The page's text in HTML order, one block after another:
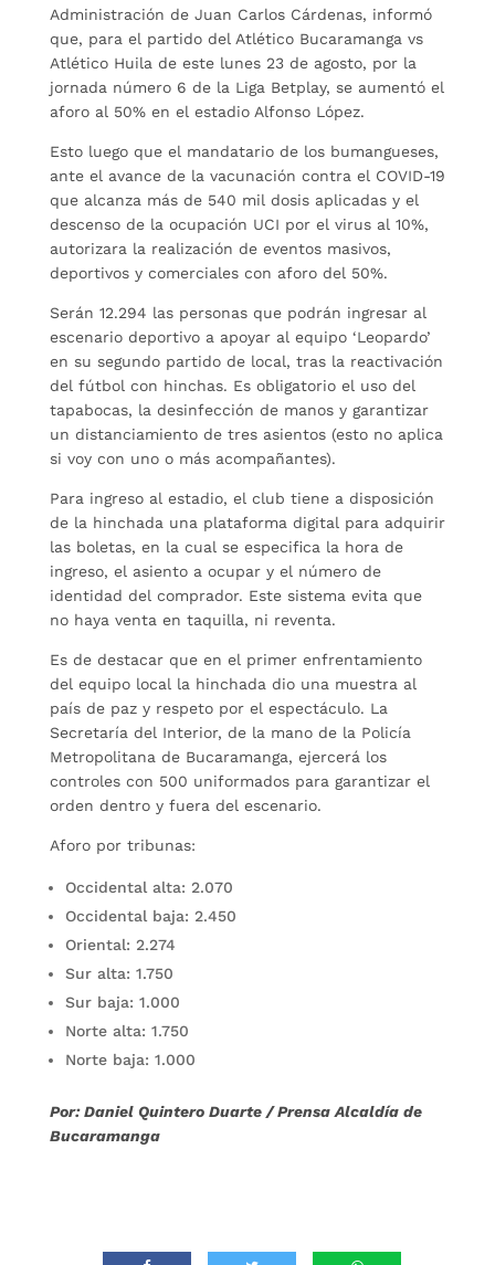
Administración de Juan Carlos Cárdenas, informó
que, para el partido del Atlético Bucaramanga vs
Atlético Huila de este lunes 23 de agosto, por la
jornada número 6 de la Liga Betplay, se aumentó el
aforo al 50% en el estadio Alfonso López.
Esto luego que el mandatario de los bumangueses,
ante el avance de la vacunación contra el COVID-19
que alcanza más de 540 mil dosis aplicadas y el
descenso de la ocupación UCI por el virus al 10%,
autorizara la realización de eventos masivos,
deportivos y comerciales con aforo del 50%.
Serán 12.294 las personas que podrán ingresar al
escenario deportivo a apoyar al equipo ‘Leopardo’
en su segundo partido de local, tras la reactivación
del fútbol con hinchas. Es obligatorio el uso del
tapabocas, la desinfección de manos y garantizar
un distanciamiento de tres asientos (esto no aplica
si voy con uno o más acompañantes).
Para ingreso al estadio, el club tiene a disposición
de la hinchada una plataforma digital para adquirir
las boletas, en la cual se especifica la hora de
ingreso, el asiento a ocupar y el número de
identidad del comprador. Este sistema evita que
no haya venta en taquilla, ni reventa.
Es de destacar que en el primer enfrentamiento
del equipo local la hinchada dio una muestra al
país de paz y respeto por el espectáculo. La
Secretaría del Interior, de la mano de la Policía
Metropolitana de Bucaramanga, ejercerá los
controles con 500 uniformados para garantizar el
orden dentro y fuera del escenario.
Aforo por tribunas:
Occidental alta: 2.070
Occidental baja: 2.450
Oriental: 2.274
Sur alta: 1.750
Sur baja: 1.000
Norte alta: 1.750
Norte baja: 1.000
Por: Daniel Quintero Duarte / Prensa Alcaldía de
Bucaramanga